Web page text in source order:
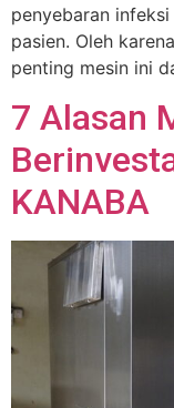
penyebaran
pasien. Oleh
penting mesin ini
7 Alasan
KANABA